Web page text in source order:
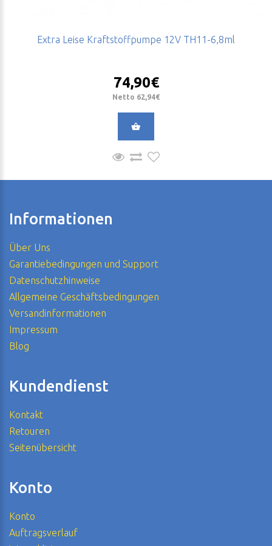
Extra Leise Kraftstoffpumpe 12V TH11-6,8ml
74,90€
Netto 62,94€
Informationen
Über Uns
Garantiebedingungen und Support
Datenschutzhinweise
Allgemeine Geschäftsbedingungen
Versandinformationen
Impressum
Blog
Kundendienst
Kontakt
Retouren
Seitenübersicht
Konto
Konto
Auftragsverlauf